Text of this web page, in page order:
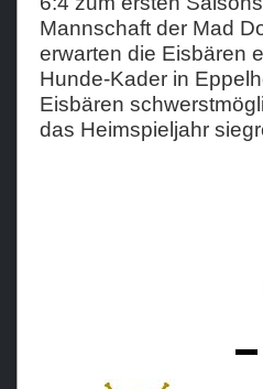
Mannschaft der Mad
erwarten die Eisbären
Hunde-Kader in
Eisbären
das Heimspieljahr
-